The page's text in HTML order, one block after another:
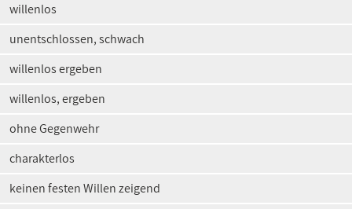
willenlos
unentschlossen, schwach
willenlos ergeben
willenlos, ergeben
ohne Gegenwehr
charakterlos
keinen festen Willen zeigend